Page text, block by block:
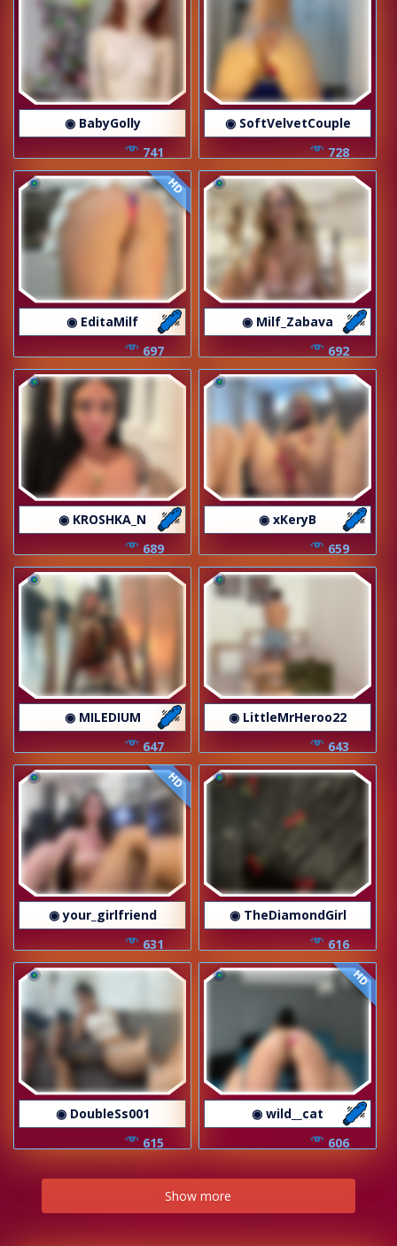
◉ BabyGolly
741
◉ SoftVelvetCouple
728
HD
◉ EditaMilf
697
◉ Milf_Zabava
692
◉ KROSHKA_N
689
◉ xKeryB
659
◉ MILEDIUM
647
◉ LittleMrHeroo22
643
HD
◉ your_girlfriend
631
◉ TheDiamondGirl
616
◉ DoubleSs001
615
HD
◉ wild__cat
606
Show more